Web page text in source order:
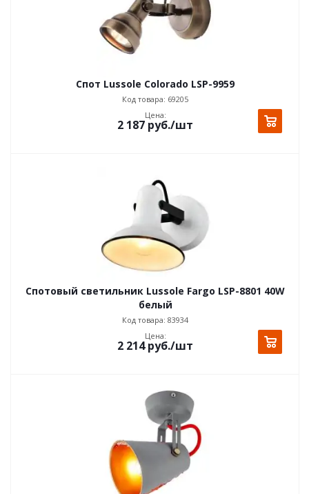
Спот Lussole Colorado LSP-9959
Код товара: 69205
Цена:
2 187 руб./шт
Спотовый светильник Lussole Fargo LSP-8801 40W
белый
Код товара: 83934
Цена:
2 214руб./шт